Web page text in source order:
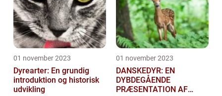
01 november 2023
Dyrearter: En grundig
introduktion og historisk
udvikling
01 november 2023
DANSKEDYR: EN
DYBDEGÅENDE
PRÆSENTATION AF